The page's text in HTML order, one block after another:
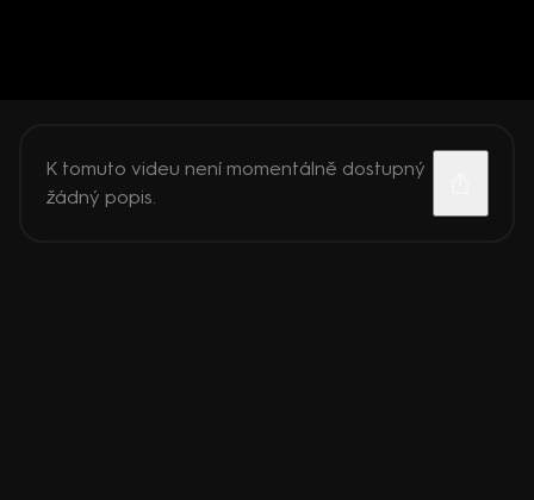
K tomuto videu není momentálně dostupný
žádný popis.